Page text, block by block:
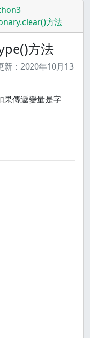
方法
方法
： 2020年10月13
果傳遞變量是字